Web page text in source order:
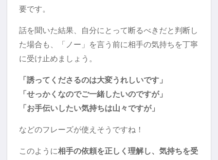
要です。
話を聞いた結果、自分にとって断るべきだと判断し
た場合も、「ノー」を言う前に相手の気持ちを丁寧
に受け止めましょう。
「誘ってくださるのは大変うれしいです」
「せっかくなのでご一緒したいのですが」
「お手伝いしたい気持ちは山々ですが」
などのフレーズが使えそうですね！
このように相手の依頼を正しく理解し、気持ちを受